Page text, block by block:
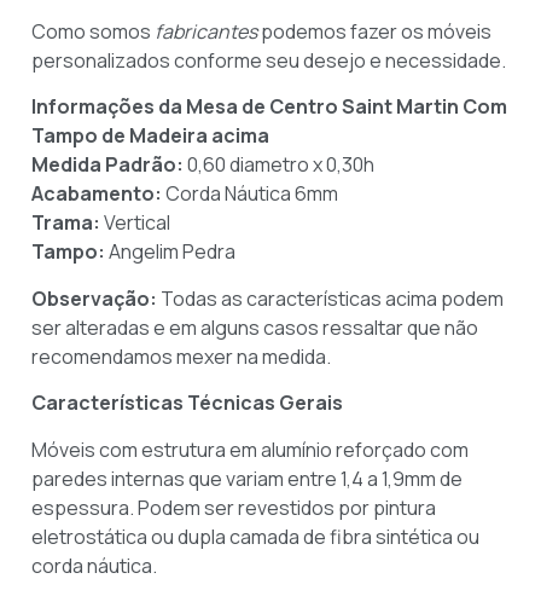
Como somos fabricantespodemos fazer os móveis
personalizados conforme seu desejo e necessidade.
Informações da Mesa de Centro Saint Martin Com
Tampo de Madeira acima
Medida Padrão: 0,60 diametro x 0,30h
Acabamento: Corda Náutica 6mm
Trama: Vertical
Tampo: Angelim Pedra
Observação: Todas as características acima podem
ser alteradas e em alguns casos ressaltar que não
recomendamos mexer na medida.
Características Técnicas Gerais
Móveis com estrutura em alumínio reforçado com
paredes internas que variam entre 1,4 a 1,9mm de
espessura. Podem ser revestidos por pintura
eletrostática ou dupla camada de fibra sintética ou
corda náutica.